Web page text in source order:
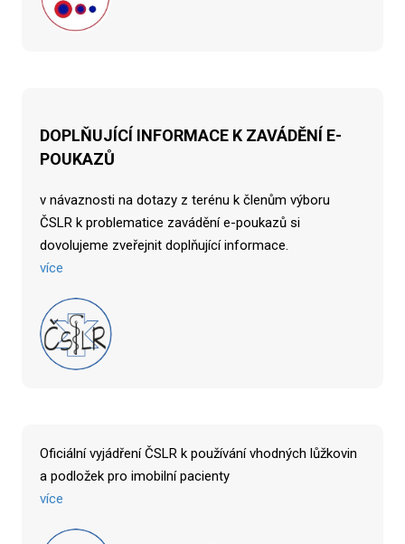
DOPLŇUJÍCÍ INFORMACE K ZAVÁDĚNÍ E-
POUKAZŮ
v návaznosti na dotazy z terénu k členům výboru
ČSLR k problematice zavádění e-poukazů si
dovolujeme zveřejnit doplňující informace.
více
Oficiální vyjádření ČSLR k používání vhodných lůžkovin
a podložek pro imobilní pacienty
více